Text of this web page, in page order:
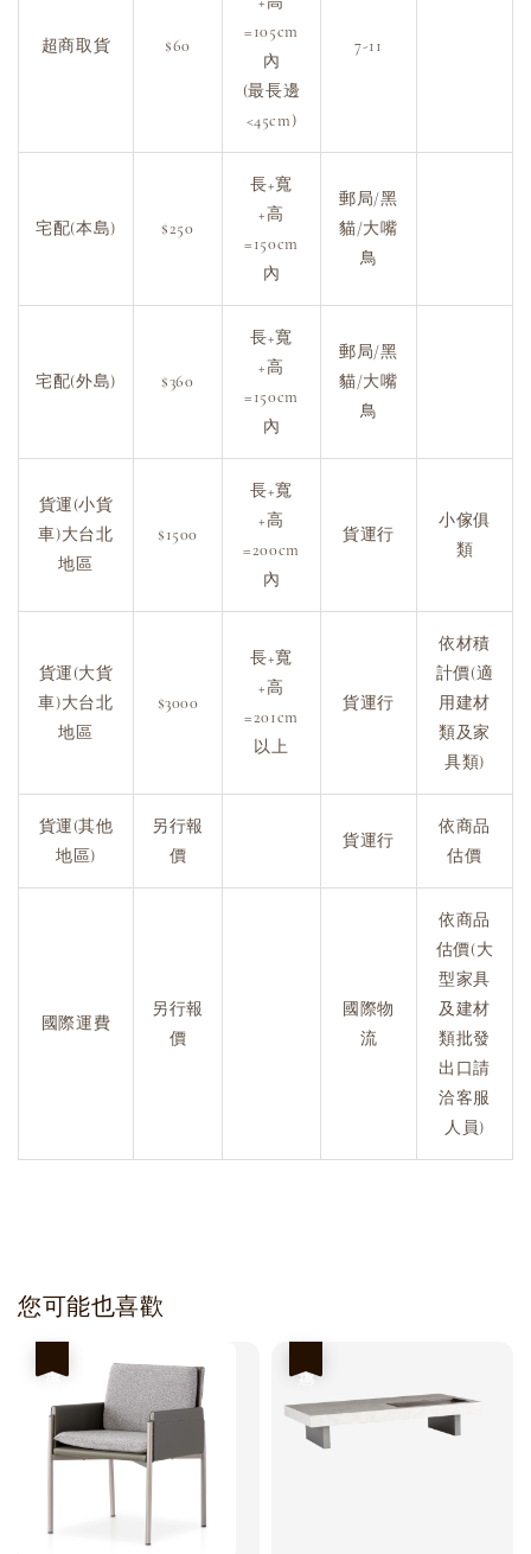
超商取貨 $60
=105cm
內
(最長邊
<45cm)
7-11
宅配(本島) $250
長+寬
+高
=150cm
內
郵局/黑
貓/大嘴
鳥
宅配(外島) $360
長+寬
+高
=150cm
內
郵局/黑
貓/大嘴
鳥
貨運(小貨
車)大台北
地區
$1500
長+寬
+高
=200cm
內
貨運行
小傢俱
類
貨運(大貨
車)大台北
地區
$3000
長+寬
+高
=201cm
以上
貨運行
依材積
計價(適
用建材
類及家
具類)
貨運(其他
地區)
另行報
價
貨運行
依商品
估價
國際運費
另行報
價
國際物
流
依商品
估價(大
型家具
及建材
類批發
出口請
洽客服
人員)
您可能也喜歡